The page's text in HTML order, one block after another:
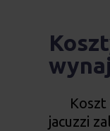
Koszt
jacuzzi